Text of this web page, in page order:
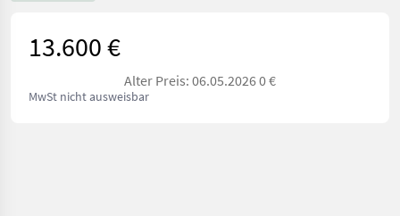
13.600 €
Alter Preis: 06.05.2026 0 €
MwSt nicht ausweisbar